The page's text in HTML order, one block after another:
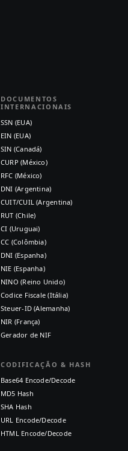
DOCUMENTOS
INTERNACIONAIS
SSN (EUA)
EIN (EUA)
SIN (Canadá)
CURP (México)
RFC (México)
DNI (Argentina)
CUIT/CUIL (Argentina)
RUT (Chile)
CI (Uruguai)
CC (Colômbia)
DNI (Espanha)
NIE (Espanha)
NINO (Reino Unido)
Codice Fiscale (Itália)
Steuer-ID (Alemanha)
NIR (França)
Gerador de NIF
CODIFICAÇÃO & HASH
Base64 Encode/Decode
MD5 Hash
SHA Hash
URL Encode/Decode
HTML Encode/Decode